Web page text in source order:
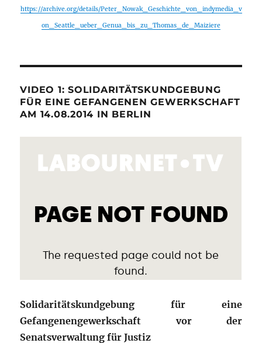
https://archive.org/details/Peter_Nowak_Geschichte_von_indymedia_v
on_Seattle_ueber_Genua_bis_zu_Thomas_de_Maiziere
VIDEO 1: SOLIDARITÄTSKUNDGEBUNG
FÜR EINE GEFANGENEN GEWERKSCHAFT
AM 14.08.2014 IN BERLIN
Solidaritätskundgebung für eine
Gefangenengewerkschaft vor der
Senatsverwaltung für Justiz